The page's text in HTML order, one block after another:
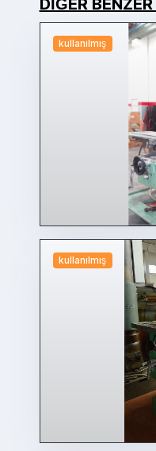
DIĞER
kullanılmış
kullanılmış